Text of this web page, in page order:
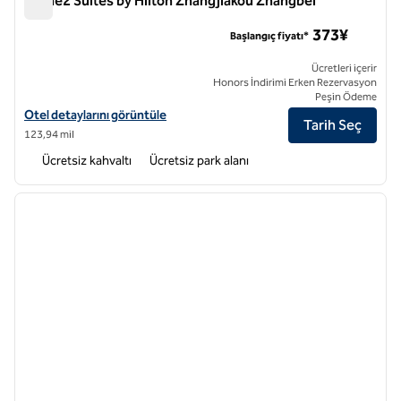
Home2 Suites by Hilton Zhangjiakou Zhangbei için otel bilgilerini
Otel detaylarını görüntüle
123,94 mil
Başlangıç fiyatı* 373¥
Ücretleri içerir
Honors İndirimi Erken Rezervasyon
Peşin Ödeme
Tarih Seç
Ücretsiz kahvaltı Ücretsiz park alanı
1 / 12